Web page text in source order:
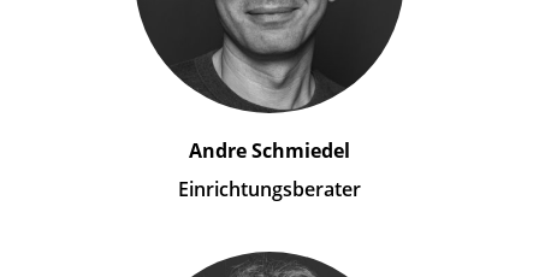
Andre Schmiedel
Einrichtungsberater